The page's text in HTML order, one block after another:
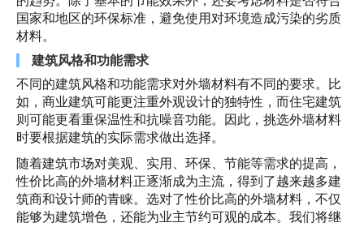
国家和地区的环保标准，避免使用对环境造成污染的劣质
材料。
建筑风格和功能需求
不同的建筑风格和功能需求对外墙材料有不同的要求。比
如，商业建筑可能更注重外观设计的独特性，而住宅建筑
则可能更看重保温性和抗噪音功能。因此，挑选外墙材料
时要根据建筑的实际需求做出选择。
随着建筑市场对美观、实用、环保、节能等需求的提高，
性价比高的外墙材料正逐渐成为主流，得到了越来越多建
筑商和设计师的青睐。选对了性价比高的外墙材料，不仅
能够为建筑增色，还能为业主节约可观的成本。我们将继